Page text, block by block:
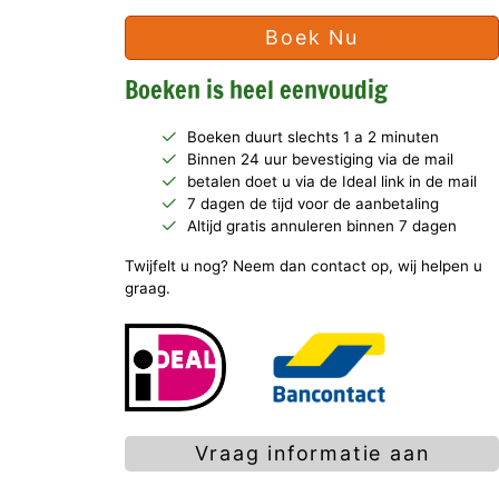
Boek Nu
Boeken is heel eenvoudig
Boeken duurt slechts 1 a 2 minuten
Binnen 24 uur bevestiging via de mail
betalen doet u via de Ideal link in de mail
7 dagen de tijd voor de aanbetaling
Altijd gratis annuleren binnen 7 dagen
Twijfelt u nog? Neem dan contact op, wij helpen u
graag.
Vraag informatie aan